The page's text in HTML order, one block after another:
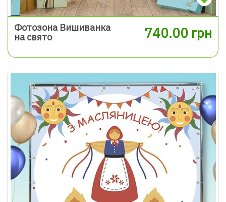
Фотозона Вишиванка
на свято
740.00 грн